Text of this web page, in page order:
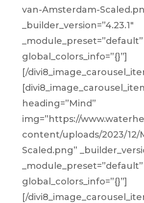
van-Amsterdam-
_builder_version=”4.23.1″
_module_preset=”default”
global_colors_info=”{}”]
[/
heading=”Mind”
img=”https://
content/uploads/2023/12/
Scaled.png”
_module_preset=”default”
global_colors_info=”{}”]
[/